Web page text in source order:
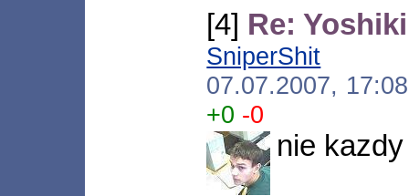
[4] Re:
SniperShit
07.07.2007,
+0 -0
nie